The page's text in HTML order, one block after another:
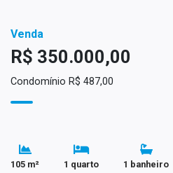
Venda
R$ 350.000,00
Condomínio R$ 487,00
105 m² 1 quarto 1 banheiro